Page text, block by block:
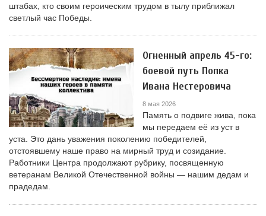
штабах, кто своим героическим трудом в тылу приближал
светлый час Победы.
Огненный апрель 45-го:
боевой путь Попка
Ивана Нестеровича
8 мая 2026
Память о подвиге жива, пока
мы передаем её из уст в
уста. Это дань уважения поколению победителей,
отстоявшему наше право на мирный труд и созидание.
Работники Центра продолжают рубрику, посвященную
ветеранам Великой Отечественной войны — нашим дедам и
прадедам.